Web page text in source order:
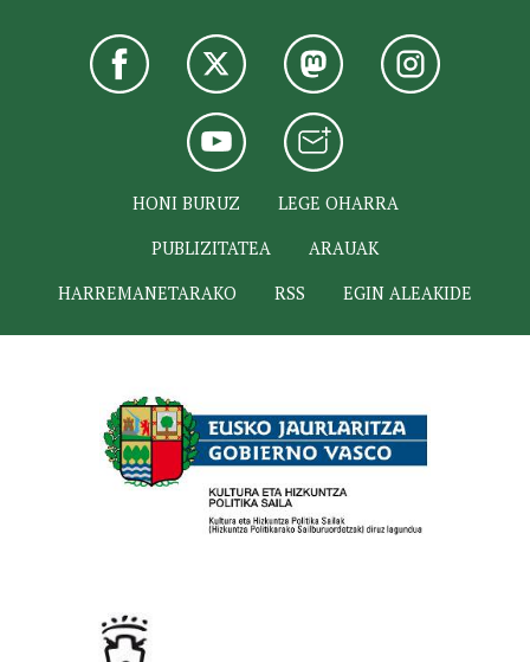
HONI BURUZ
LEGE OHARRA
PUBLIZITATEA
ARAUAK
HARREMANETARAKO
RSS EGIN ALEAKIDE